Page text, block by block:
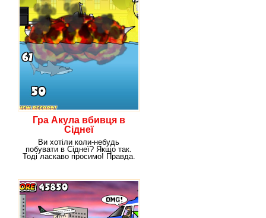
Гра Акула вбивця в
Сіднеї
Ви хотіли коли-небудь
побувати в Сіднеї? Якщо так.
Тоді ласкаво просимо! Правда.